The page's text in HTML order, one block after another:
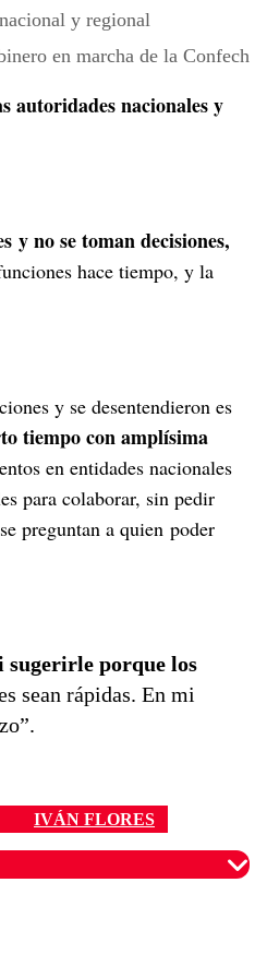
en marcha de la Confech
autoridades nacionales y
y no se toman decisiones,
hace tiempo, y la
y se desentendieron es
tiempo con amplísima
en entidades nacionales
para colaborar, sin pedir
preguntan a quien poder
sugerirle porque los
sean rápidas. En mi
IVÁN FLORES